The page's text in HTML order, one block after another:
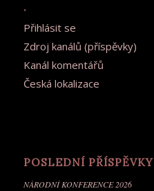
.
Přihlásit se
Zdroj kanálů (příspěvky)
Kanál komentářů
Česká lokalizace
POSLEDNÍ PŘÍSPĚVKY
NÁRODNÍ KONFERENCE 2026